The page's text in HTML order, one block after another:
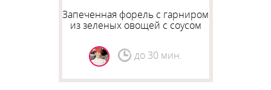
Запеченная форель с гарниром
из зеленых овощей с соусом
до 30 мин.